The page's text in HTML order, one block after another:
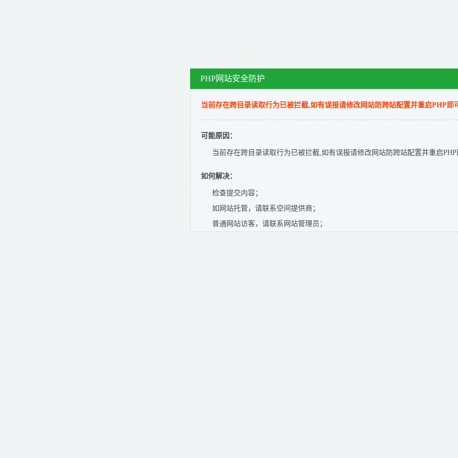
PHP网站安全防护
当前存在跨目录读取行为已被拦截,如有误报请修改网站防跨站配置并重启PHP即
可能原因：
当前存在跨目录读取行为已被拦截,如有误报请修改网站防跨站配置并重启PHP
如何解决：
检查提交内容；
如网站托管，请联系空间提供商；
普通网站访客，请联系网站管理员；